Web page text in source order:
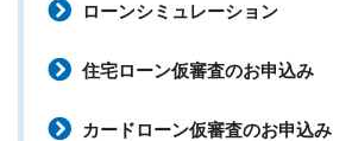
ローンシミュレーション
住宅ローン仮審査のお申込み
カードローン仮審査のお申込み